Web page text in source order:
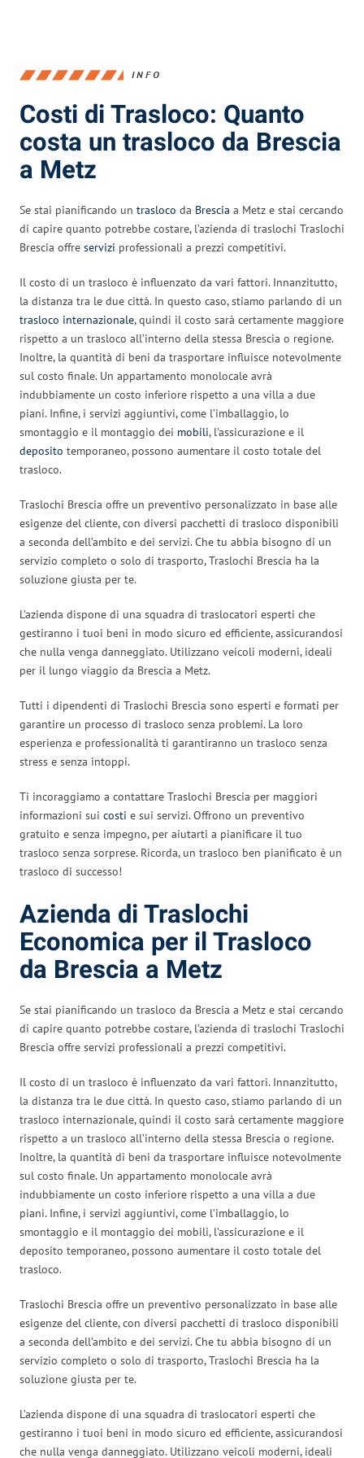
INFO
Costi di Trasloco: Quanto
costa un trasloco da Brescia
a Metz
Se stai pianificando un trasloco da Brescia a Metz e stai cercando
di capire quanto potrebbe costare, l’azienda di traslochi Traslochi
Brescia offre servizi professionali a prezzi competitivi.
Il costo di un trasloco è influenzato da vari fattori. Innanzitutto,
la distanza tra le due città. In questo caso, stiamo parlando di un
trasloco internazionale, quindi il costo sarà certamente maggiore
rispetto a un trasloco all’interno della stessa Brescia o regione.
Inoltre, la quantità di beni da trasportare influisce notevolmente
sul costo finale. Un appartamento monolocale avrà
indubbiamente un costo inferiore rispetto a una villa a due
piani. Infine, i servizi aggiuntivi, come l’imballaggio, lo
smontaggio e il montaggio dei mobili, l’assicurazione e il
deposito temporaneo, possono aumentare il costo totale del
trasloco.
Traslochi Brescia offre un preventivo personalizzato in base alle
esigenze del cliente, con diversi pacchetti di trasloco disponibili
a seconda dell’ambito e dei servizi. Che tu abbia bisogno di un
servizio completo o solo di trasporto, Traslochi Brescia ha la
soluzione giusta per te.
L’azienda dispone di una squadra di traslocatori esperti che
gestiranno i tuoi beni in modo sicuro ed efficiente, assicurandosi
che nulla venga danneggiato. Utilizzano veicoli moderni, ideali
per il lungo viaggio da Brescia a Metz.
Tutti i dipendenti di Traslochi Brescia sono esperti e formati per
garantire un processo di trasloco senza problemi. La loro
esperienza e professionalità ti garantiranno un trasloco senza
stress e senza intoppi.
Ti incoraggiamo a contattare Traslochi Brescia per maggiori
informazioni sui costi e sui servizi. Offrono un preventivo
gratuito e senza impegno, per aiutarti a pianificare il tuo
trasloco senza sorprese. Ricorda, un trasloco ben pianificato è un
trasloco di successo!
Azienda di Traslochi
Economica per il Trasloco
da Brescia a Metz
Se stai pianificando un trasloco da Brescia a Metz e stai cercando
di capire quanto potrebbe costare, l’azienda di traslochi Traslochi
Brescia offre servizi professionali a prezzi competitivi.
Il costo di un trasloco è influenzato da vari fattori. Innanzitutto,
la distanza tra le due città. In questo caso, stiamo parlando di un
trasloco internazionale, quindi il costo sarà certamente maggiore
rispetto a un trasloco all’interno della stessa Brescia o regione.
Inoltre, la quantità di beni da trasportare influisce notevolmente
sul costo finale. Un appartamento monolocale avrà
indubbiamente un costo inferiore rispetto a una villa a due
piani. Infine, i servizi aggiuntivi, come l’imballaggio, lo
smontaggio e il montaggio dei mobili, l’assicurazione e il
deposito temporaneo, possono aumentare il costo totale del
trasloco.
Traslochi Brescia offre un preventivo personalizzato in base alle
esigenze del cliente, con diversi pacchetti di trasloco disponibili
a seconda dell’ambito e dei servizi. Che tu abbia bisogno di un
servizio completo o solo di trasporto, Traslochi Brescia ha la
soluzione giusta per te.
L’azienda dispone di una squadra di traslocatori esperti che
gestiranno i tuoi beni in modo sicuro ed efficiente, assicurandosi
che nulla venga danneggiato. Utilizzano veicoli moderni, ideali